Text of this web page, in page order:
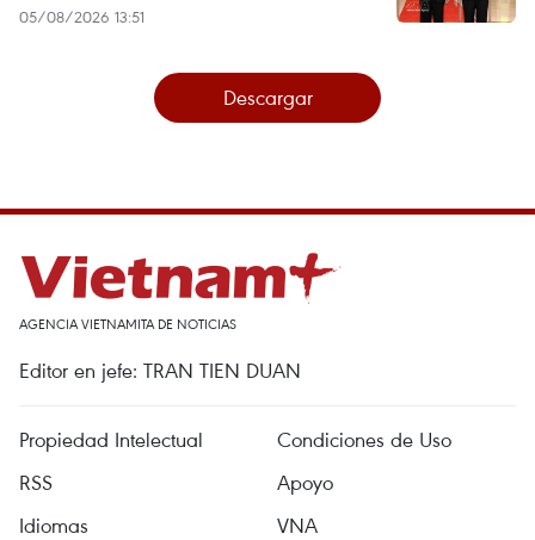
05/08/2026 13:51
Descargar
AGENCIA VIETNAMITA DE NOTICIAS
Editor en jefe: TRAN TIEN DUAN
Propiedad Intelectual
Condiciones de Uso
RSS
Apoyo
Idiomas
VNA